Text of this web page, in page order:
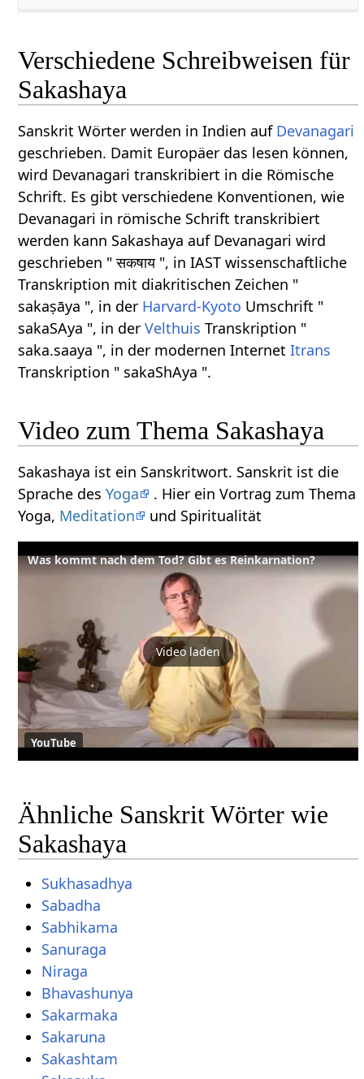
Verschiedene Schreibweisen für
Sakashaya
Sanskrit Wörter werden in Indien auf Devanagari
geschrieben. Damit Europäer das lesen können,
wird Devanagari transkribiert in die Römische
Schrift. Es gibt verschiedene Konventionen, wie
Devanagari in römische Schrift transkribiert
werden kann Sakashaya auf Devanagari wird
geschrieben " सकषाय ", in IAST wissenschaftliche
Transkription mit diakritischen Zeichen "
sakaṣāya ", in der Harvard-Kyoto Umschrift "
sakaSAya ", in derVelthuis Transkription "
saka.saaya ", in der modernen InternetItrans
Transkription " sakaShAya ".
Video zum Thema Sakashaya
Sakashaya ist ein Sanskritwort. Sanskrit ist die
Sprache desYoga
. Hier ein Vortrag zum Thema
Yoga, Meditation und Spiritualität
Was kommt nach dem Tod? Gibt es Reinkarnation?
Video laden
YouTube
Ähnliche Sanskrit Wörter wie
Sakashaya
Sukhasadhya
Sabadha
Sabhikama
Sanuraga
Niraga
Bhavashunya
Sakarmaka
Sakaruna
Sakashtam